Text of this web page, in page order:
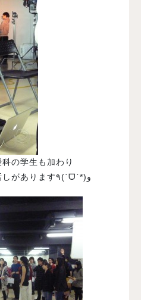
の学生も加わり
今後の方針につてのお話しがあります٩(ˊᗜˋ*)و